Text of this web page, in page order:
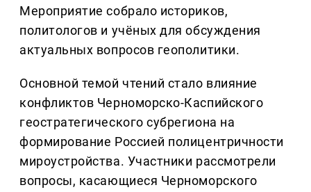
Мероприятие собрало историков,
политологов и учёных для обсуждения
актуальных вопросов геополитики.
Основной темой чтений стало влияние
конфликтов Черноморско-Каспийского
геостратегического субрегиона на
формирование Россией полицентричности
мироустройства. Участники рассмотрели
вопросы, касающиеся Черноморского